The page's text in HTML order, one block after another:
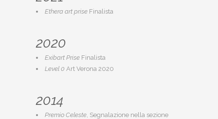
Ethera art prise Finalista
2020
Exibart Prise Finalista
Level 0 Art Verona 2020
2014
Premio Celeste, Segnalazione nella sezione